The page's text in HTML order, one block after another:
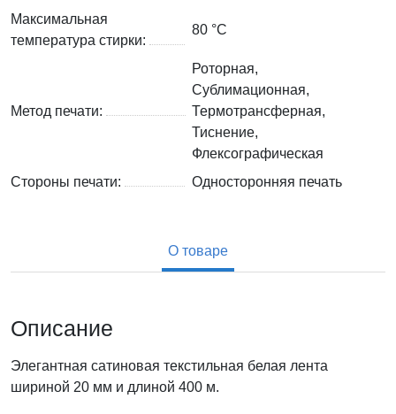
Максимальная
температура стирки:
80 °C
Метод печати:
Роторная,
Сублимационная,
Термотрансферная,
Тиснение,
Флексографическая
Стороны печати:
Односторонняя печать
О товаре
Описание
Элегантная сатиновая текстильная белая лента
шириной 20 мм и длиной 400 м.